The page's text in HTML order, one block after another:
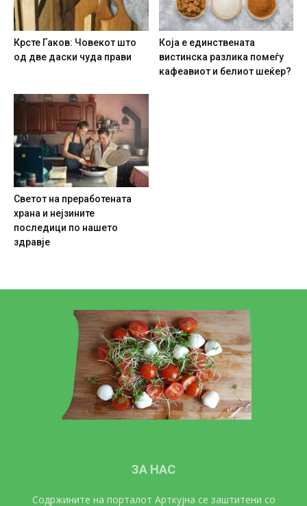
Крсте Гаков: Човекот што
од две даски чуда прави
Која е единствената
вистинска разлика помеѓу
кафеавиот и белиот шеќер?
Светот на преработената
храна и нејзините
последици по нашето
здравје
ЗА НАС
Содржините на порталот Арткујна се заштитени со